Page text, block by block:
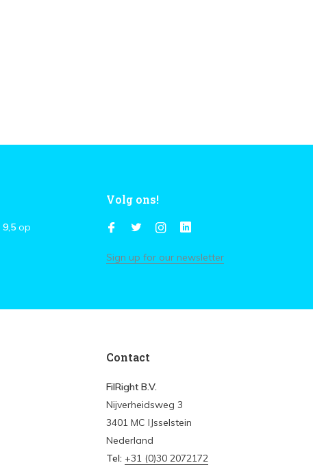
9,5 op
Volg ons!
Sign up for our newsletter
Contact
FilRight B.V.
Nijverheidsweg 3
3401 MC IJsselstein
Nederland
Tel: +31 (0)30 2072172